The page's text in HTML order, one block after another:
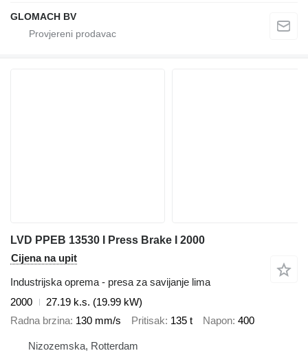
GLOMACH BV
LVD PPEB 13530 I Press Brake I 2000
Cijena na upit
Industrijska oprema - presa za savijanje lima
2000
27.19 k.s. (19.99 kW)
Radna brzina 130 mm/s Pritisak 135 t Napon 400
Nizozemska, Rotterdam